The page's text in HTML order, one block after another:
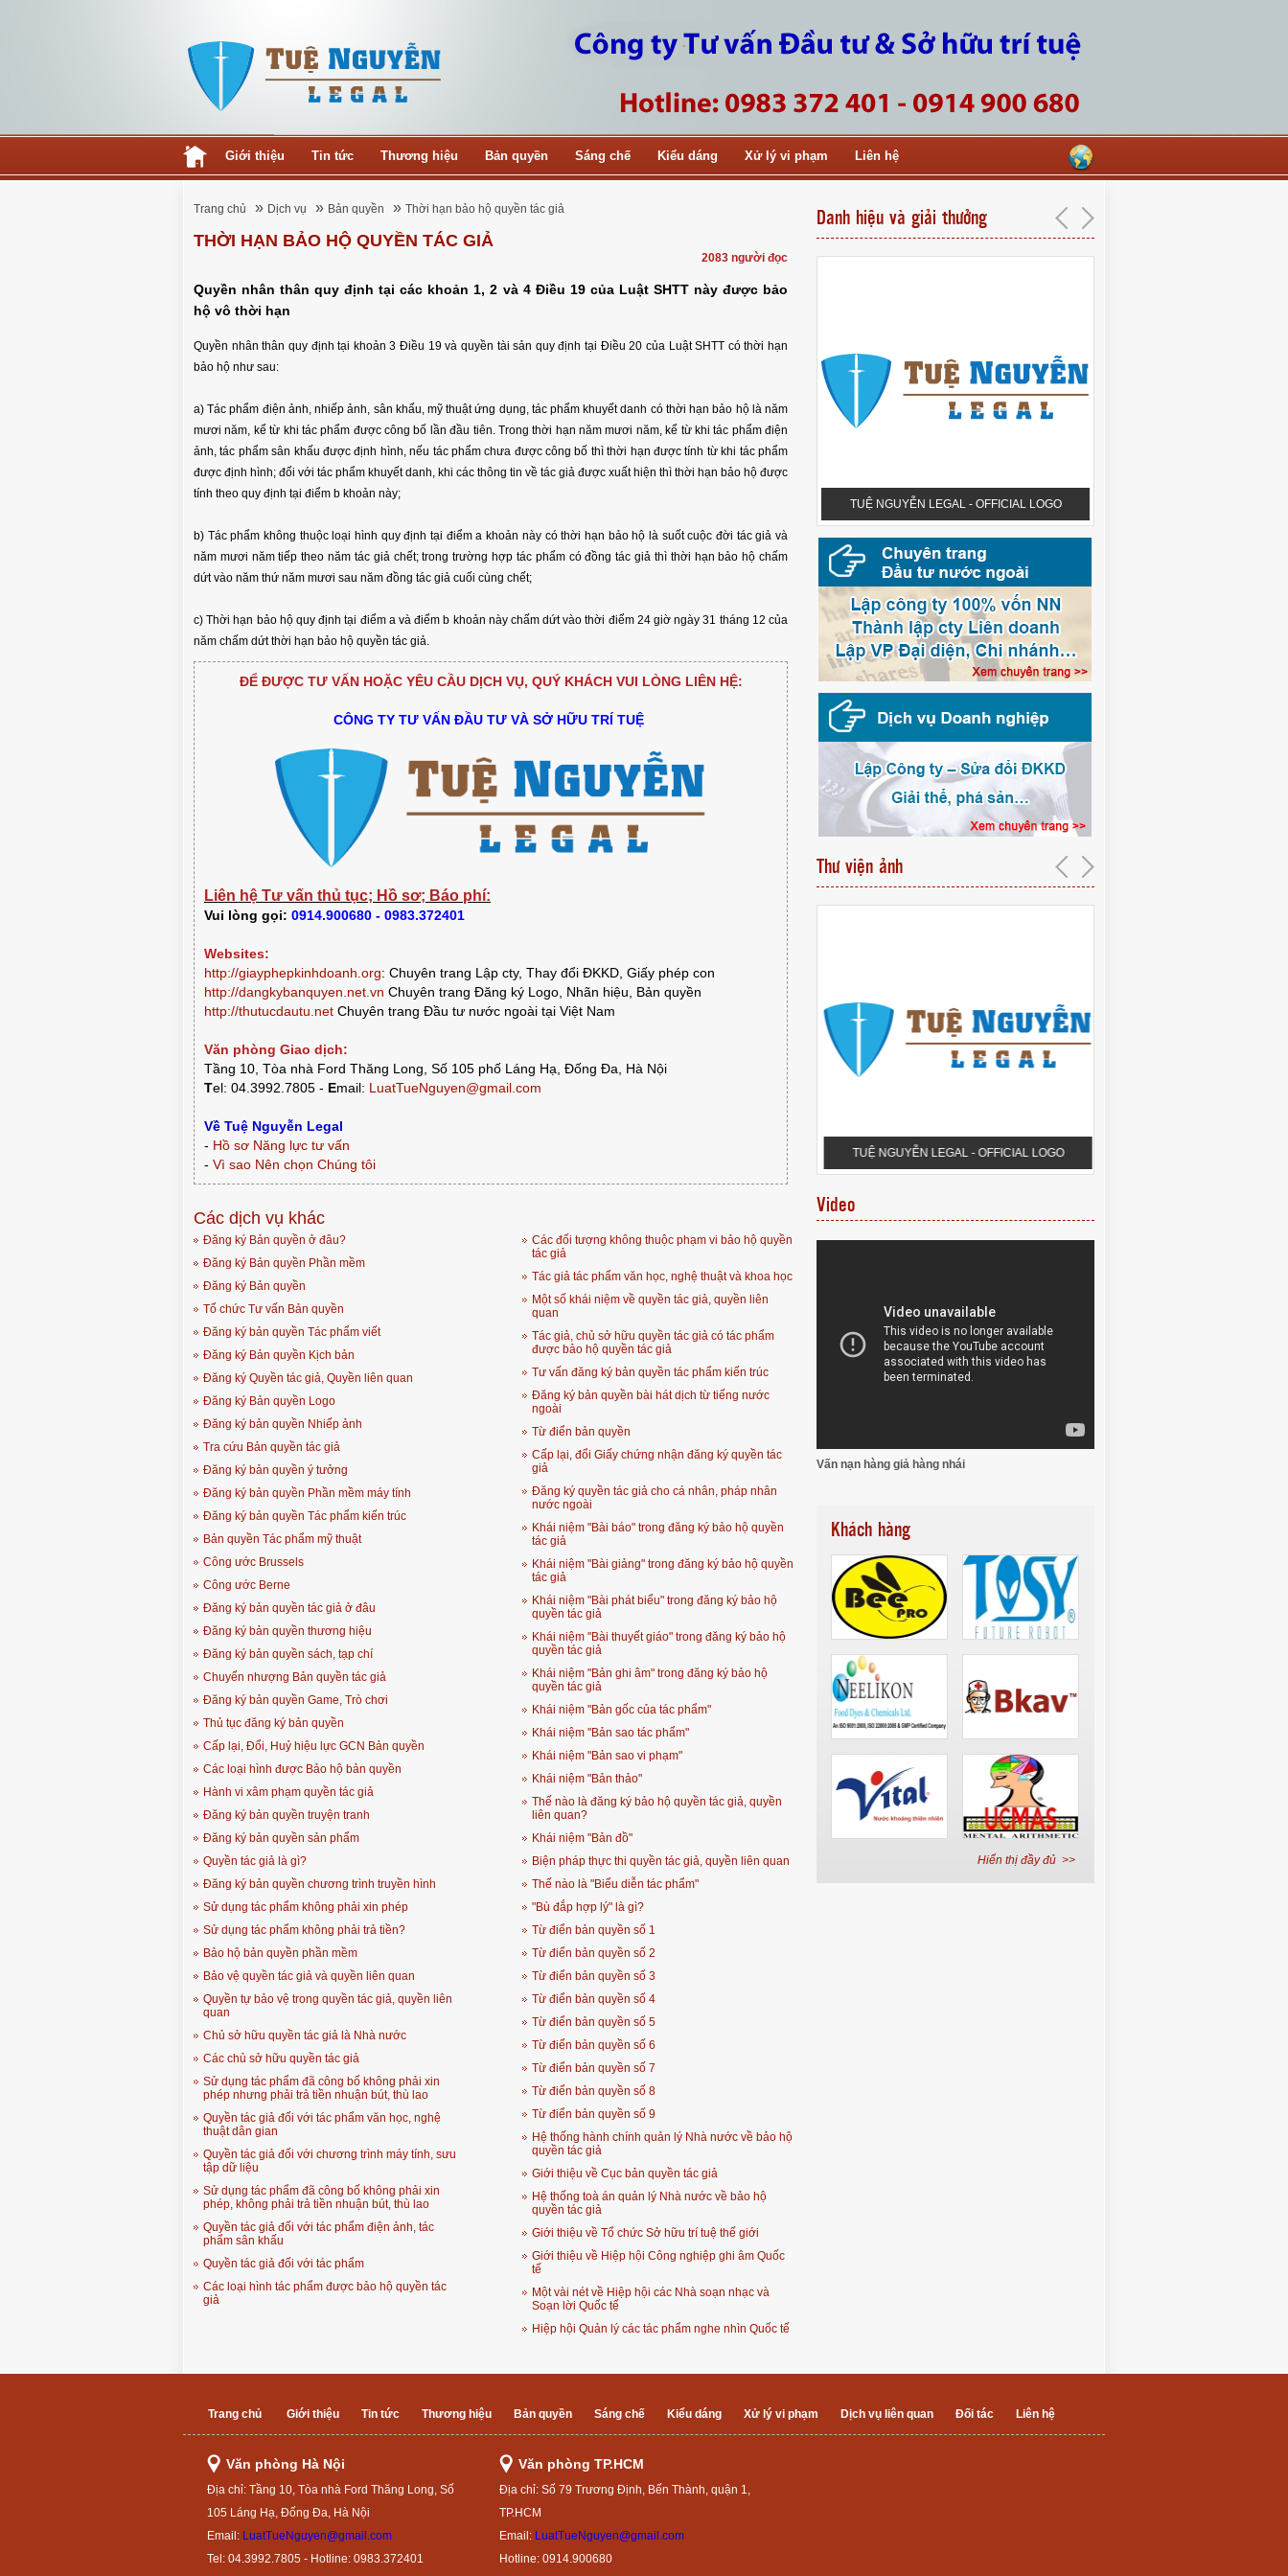
Giới thiệu Tin tức Thương hiệu Bản quyền Sáng chế Kiểu dáng Xử lý vi phạm Liên hệ
Trang chủ » Dịch vụ » Bản quyền » Thời hạn bảo hộ quyền tác giả
THỜI HẠN BẢO HỘ QUYỀN TÁC GIẢ
2083 người đọc
Quyền nhân thân quy định tại các khoản 1, 2 và 4 Điều 19 của Luật SHTT này được bảo
hộ vô thời hạn
Quyền nhân thân quy định tại khoản 3 Điều 19 và quyền tài sản quy định tại Điều 20 của Luật SHTT có thời hạn
bảo hộ như sau:
a) Tác phẩm điện ảnh, nhiếp ảnh, sân khấu, mỹ thuật ứng dụng, tác phẩm khuyết danh có thời hạn bảo hộ là năm
mươi năm, kể từ khi tác phẩm được công bố lần đầu tiên. Trong thời hạn năm mươi năm, kể từ khi tác phẩm điện
ảnh, tác phẩm sân khấu được định hình, nếu tác phẩm chưa được công bố thì thời hạn được tính từ khi tác phẩm
được định hình; đối với tác phẩm khuyết danh, khi các thông tin về tác giả được xuất hiện thì thời hạn bảo hộ được
tính theo quy định tại điểm b khoản này;
b) Tác phẩm không thuộc loại hình quy định tại điểm a khoản này có thời hạn bảo hộ là suốt cuộc đời tác giả và
năm mươi năm tiếp theo năm tác giả chết; trong trường hợp tác phẩm có đồng tác giả thì thời hạn bảo hộ chấm
dứt vào năm thứ năm mươi sau năm đồng tác giả cuối cùng chết;
c) Thời hạn bảo hộ quy định tại điểm a và điểm b khoản này chấm dứt vào thời điểm 24 giờ ngày 31 tháng 12 của
năm chấm dứt thời hạn bảo hộ quyền tác giả.
ĐỂ ĐƯỢC TƯ VẤN HOẶC YÊU CẦU DỊCH VỤ, QUÝ KHÁCH VUI LÒNG LIÊN HỆ:
CÔNG TY TƯ VẤN ĐẦU TƯ VÀ SỞ HỮU TRÍ TUỆ
Liên hệ Tư vấn thủ tục; Hồ sơ; Báo phí:
Vui lòng gọi: 0914.900680 - 0983.372401
Websites:
http://giayphepkinhdoanh.org: Chuyên trang Lập cty, Thay đổi ĐKKD, Giấy phép con
http://dangkybanquyen.net.vn Chuyên trang Đăng ký Logo, Nhãn hiệu, Bản quyền
http://thutucdautu.net Chuyên trang Đầu tư nước ngoài tại Việt Nam
Văn phòng Giao dịch:
Tầng 10, Tòa nhà Ford Thăng Long, Số 105 phố Láng Hạ, Đống Đa, Hà Nội
Tel: 04.3992.7805 - Email: LuatTueNguyen@gmail.com
Về Tuệ Nguyễn Legal
- Hồ sơ Năng lực tư vấn
- Vì sao Nên chọn Chúng tôi
Các dịch vụ khác
Đăng ký Bản quyền ở đâu?
Đăng ký Bản quyền Phần mềm
Đăng ký Bản quyền
Tổ chức Tư vấn Bản quyền
Đăng ký bản quyền Tác phẩm viết
Đăng ký Bản quyền Kịch bản
Đăng ký Quyền tác giả, Quyền liên quan
Đăng ký Bản quyền Logo
Đăng ký bản quyền Nhiếp ảnh
Tra cứu Bản quyền tác giả
Đăng ký bản quyền ý tưởng
Đăng ký bản quyền Phần mềm máy tính
Đăng ký bản quyền Tác phẩm kiến trúc
Bản quyền Tác phẩm mỹ thuật
Công ước Brussels
Công ước Berne
Đăng ký bản quyền tác giả ở đâu
Đăng ký bản quyền thương hiệu
Đăng ký bản quyền sách, tạp chí
Chuyển nhượng Bản quyền tác giả
Đăng ký bản quyền Game, Trò chơi
Thủ tục đăng ký bản quyền
Cấp lại, Đổi, Huỷ hiệu lực GCN Bản quyền
Các loại hình được Bảo hộ bản quyền
Hành vi xâm phạm quyền tác giả
Đăng ký bản quyền truyện tranh
Đăng ký bản quyền sản phẩm
Quyền tác giả là gì?
Đăng ký bản quyền chương trình truyền hình
Sử dụng tác phẩm không phải xin phép
Sử dụng tác phẩm không phải trả tiền?
Bảo hộ bản quyền phần mềm
Bảo vệ quyền tác giả và quyền liên quan
Quyền tự bảo vệ trong quyền tác giả, quyền liên
quan
Chủ sở hữu quyền tác giả là Nhà nước
Các chủ sở hữu quyền tác giả
Sử dụng tác phẩm đã công bố không phải xin
phép nhưng phải trả tiền nhuận bút, thù lao
Quyền tác giả đối với tác phẩm văn học, nghệ
thuật dân gian
Quyền tác giả đối với chương trình máy tính, sưu
tập dữ liệu
Sử dụng tác phẩm đã công bố không phải xin
phép, không phải trả tiền nhuận bút, thù lao
Quyền tác giả đối với tác phẩm điện ảnh, tác
phẩm sân khấu
Quyền tác giả đối với tác phẩm
Các loại hình tác phẩm được bảo hộ quyền tác
giả
Các đối tượng không thuộc phạm vi bảo hộ quyền
tác giả
Tác giả tác phẩm văn học, nghệ thuật và khoa học
Một số khái niệm về quyền tác giả, quyền liên
quan
Tác giả, chủ sở hữu quyền tác giả có tác phẩm
được bảo hộ quyền tác giả
Tư vấn đăng ký bản quyền tác phẩm kiến trúc
Đăng ký bản quyền bài hát dịch từ tiếng nước
ngoài
Từ điển bản quyền
Cấp lại, đổi Giấy chứng nhận đăng ký quyền tác
giả
Đăng ký quyền tác giả cho cá nhân, pháp nhân
nước ngoài
Khái niệm "Bài báo" trong đăng ký bảo hộ quyền
tác giả
Khái niệm "Bài giảng" trong đăng ký bảo hộ quyền
tác giả
Khái niệm "Bài phát biểu" trong đăng ký bảo hộ
quyền tác giả
Khái niệm "Bài thuyết giáo" trong đăng ký bảo hộ
quyền tác giả
Khái niệm "Bản ghi âm" trong đăng ký bảo hộ
quyền tác giả
Khái niệm "Bản gốc của tác phẩm"
Khái niệm "Bản sao tác phẩm"
Khái niệm "Bản sao vi phạm"
Khái niệm "Bản thảo"
Thế nào là đăng ký bảo hộ quyền tác giả, quyền
liên quan?
Khái niệm "Bản đồ"
Biện pháp thực thi quyền tác giả, quyền liên quan
Thế nào là "Biểu diễn tác phẩm"
"Bù đắp hợp lý" là gì?
Từ điển bản quyền số 1
Từ điển bản quyền số 2
Từ điển bản quyền số 3
Từ điển bản quyền số 4
Từ điển bản quyền số 5
Từ điển bản quyền số 6
Từ điển bản quyền số 7
Từ điển bản quyền số 8
Từ điển bản quyền số 9
Hệ thống hành chính quản lý Nhà nước về bảo hộ
quyền tác giả
Giới thiệu về Cục bản quyền tác giả
Hệ thống toà án quản lý Nhà nước về bảo hộ
quyền tác giả
Giới thiệu về Tổ chức Sở hữu trí tuệ thế giới
Giới thiệu về Hiệp hội Công nghiệp ghi âm Quốc
tế
Một vài nét về Hiệp hội các Nhà soạn nhạc và
Soạn lời Quốc tế
Hiệp hội Quản lý các tác phẩm nghe nhìn Quốc tế
Danh hiệu và giải thưởng
TUỆ NGUYỄN LEGAL - OFFICIAL LOGO
TUỆ NGUYỄN LEGAL - OFFICIAL LOGO
Thư viện ảnh
PHÒNG HỘI THẢO QUA VIDEO
CHUẨN BỊ THƯ CHUYỂN VĂN BẰNG NHÃN
HIỆU GỐC TỚI KHÁCH HÀNG
MỘT SỐ VĂN BẰNG BẢO HỘ NHÃN HIỆU
TUỆ NGUYỄN LEGAL - OFFICIAL LOGO
Video
Vấn nạn hàng giả hàng nhái
Khách hàng
Hiển thị đầy đủ >>
Trang chủ Giới thiệu Tin tức Thương hiệu Bản quyền Sáng chế Kiểu dáng Xử lý vi phạm Dịch vụ liên quan Đối tác Liên hệ
Văn phòng Hà Nội
Địa chỉ: Tầng 10, Tòa nhà Ford Thăng Long, Số
105 Láng Hạ, Đống Đa, Hà Nội
Email: LuatTueNguyen@gmail.com
Tel: 04.3992.7805 - Hotline: 0983.372401
Văn phòng TP.HCM
Địa chỉ: Số 79 Trương Định, Bến Thành, quận 1,
TP.HCM
Email: LuatTueNguyen@gmail.com
Hotline: 0914.900680